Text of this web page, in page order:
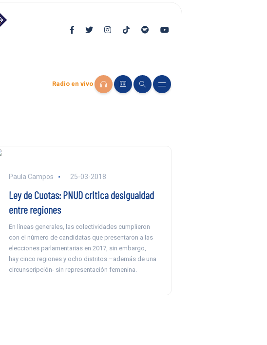
Radio en vivo
Paula Campos 25-03-2018
Ley de Cuotas: PNUD critica desigualdad
entre regiones
En líneas generales, las colectividades cumplieron
con el número de candidatas que presentaron a las
elecciones parlamentarias en 2017, sin embargo,
hay cinco regiones y ocho distritos –además de una
circunscripción- sin representación femenina.